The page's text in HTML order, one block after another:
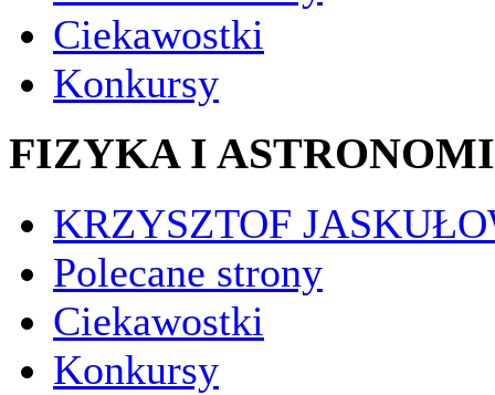
Ciekawostki
Konkursy
FIZYKA I
KRZYSZTOF
Polecane strony
Ciekawostki
Konkursy